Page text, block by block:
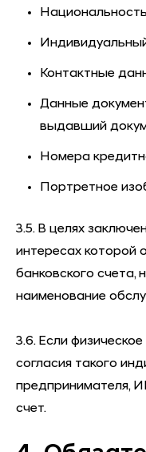
Контактные
Данные
выдавший
Номера
Портретное
3.5. В целях
интересах которой
банковского счета,
наименование
3.6. Если
согласия такого
предпринимателя,
счет.